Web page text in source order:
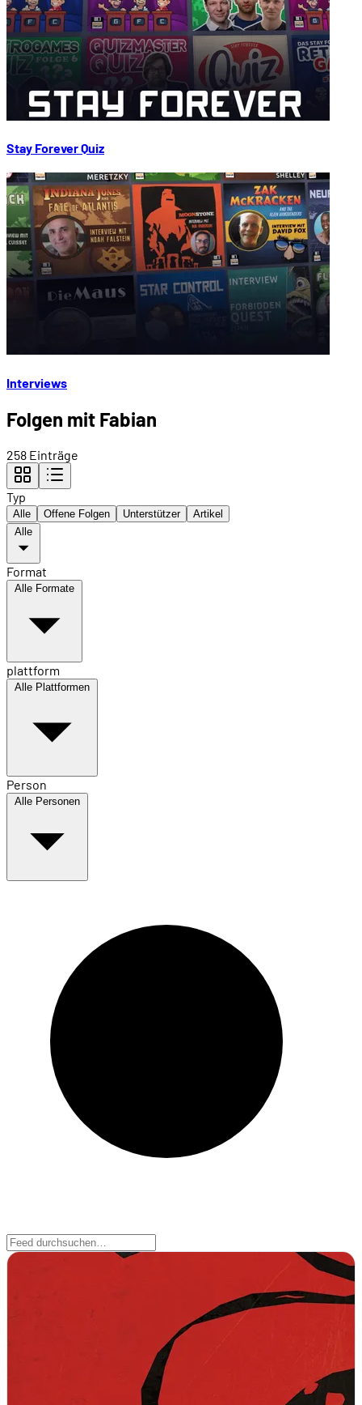
Stay Forever Quiz
Interviews
Folgen mit Fabian
258 Einträge
Typ
Alle Offene Folgen Unterstützer
Artikel
Alle
Format
Alle Formate
plattform
Alle Plattformen
Person
Alle Personen